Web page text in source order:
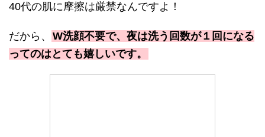
40代の肌に摩擦は厳禁なんですよ！
だから、 W洗顔不要で、夜は洗う回数が１回になる
ってのはとても嬉しいです。